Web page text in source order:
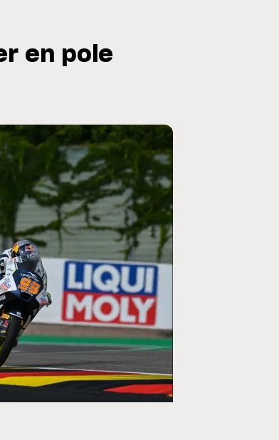
GP de
MOTO GP
Zarco évite l'opération et vise un
septembre
en pole